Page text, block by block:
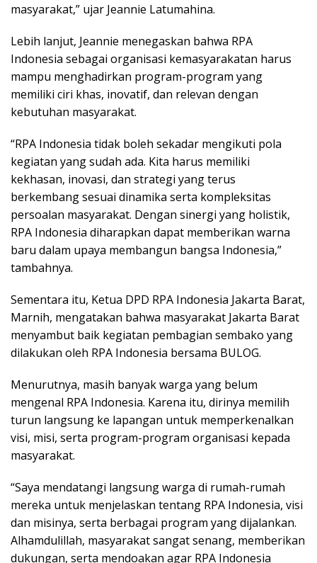
masyarakat,” ujar Jeannie Latumahina.
Lebih lanjut, Jeannie menegaskan bahwa RPA
Indonesia sebagai organisasi kemasyarakatan harus
mampu menghadirkan program-program yang
memiliki ciri khas, inovatif, dan relevan dengan
kebutuhan masyarakat.
“RPA Indonesia tidak boleh sekadar mengikuti pola
kegiatan yang sudah ada. Kita harus memiliki
kekhasan, inovasi, dan strategi yang terus
berkembang sesuai dinamika serta kompleksitas
persoalan masyarakat. Dengan sinergi yang holistik,
RPA Indonesia diharapkan dapat memberikan warna
baru dalam upaya membangun bangsa Indonesia,”
tambahnya.
Sementara itu, Ketua DPD RPA Indonesia Jakarta Barat,
Marnih, mengatakan bahwa masyarakat Jakarta Barat
menyambut baik kegiatan pembagian sembako yang
dilakukan oleh RPA Indonesia bersama BULOG.
Menurutnya, masih banyak warga yang belum
mengenal RPA Indonesia. Karena itu, dirinya memilih
turun langsung ke lapangan untuk memperkenalkan
visi, misi, serta program-program organisasi kepada
masyarakat.
“Saya mendatangi langsung warga di rumah-rumah
mereka untuk menjelaskan tentang RPA Indonesia, visi
dan misinya, serta berbagai program yang dijalankan.
Alhamdulillah, masyarakat sangat senang, memberikan
dukungan, serta mendoakan agar RPA Indonesia